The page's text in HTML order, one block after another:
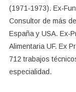
(1971-1973). Ex-
Consultor de más
España y USA. Ex-
Alimentaria UF. Ex
712 trabajos
especialidad.